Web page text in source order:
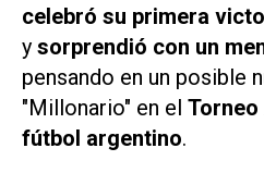
celebró su primera
y sorprendió con un
pensando en un posible
"Millonario" en el Torneo
fútbol argentino.